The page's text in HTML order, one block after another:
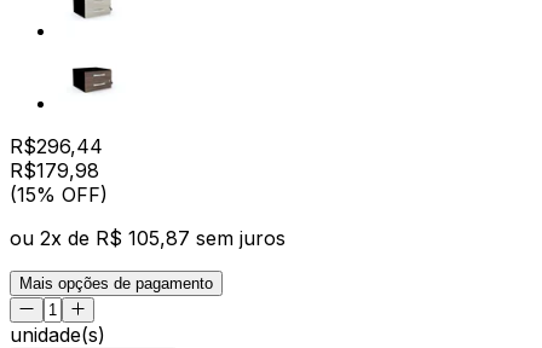
R$296,44
R$179,98
(15% OFF)
ou 2x de R$ 105,87 sem juros
Mais opções de pagamento
unidade(s)